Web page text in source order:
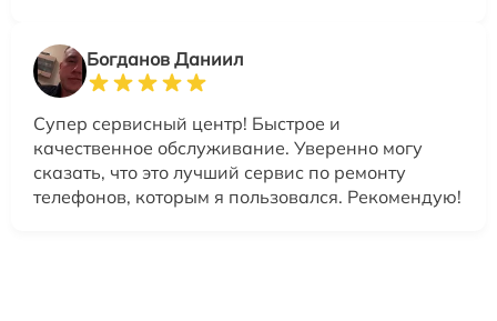
Богданов Даниил
Супер сервисный центр! Быстрое и
качественное обслуживание. Уверенно могу
сказать, что это лучший сервис по ремонту
телефонов, которым я пользовался. Рекомендую!